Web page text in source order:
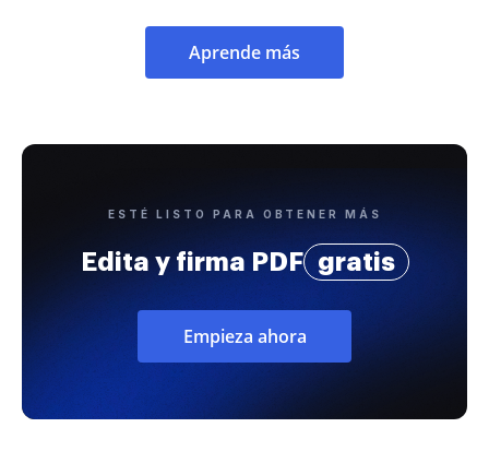
Aprende más
ESTÉ LISTO PARA OBTENER MÁS
Edita y firma PDF gratis
Empieza ahora